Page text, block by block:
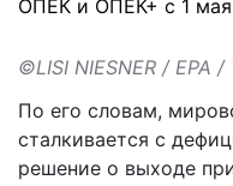
ОПЕК и ОПЕК+ с 1
©LISI NIESNER / EPA
По его словам,
сталкивается с
решение о выходе